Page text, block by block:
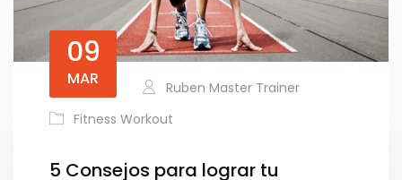
09
MAR
Ruben Master Trainer
Fitness Workout
5 Consejos para lograr tu